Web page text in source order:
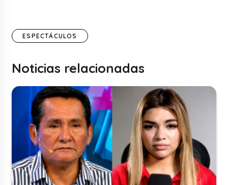
ESPECTÁCULOS
Noticias relacionadas